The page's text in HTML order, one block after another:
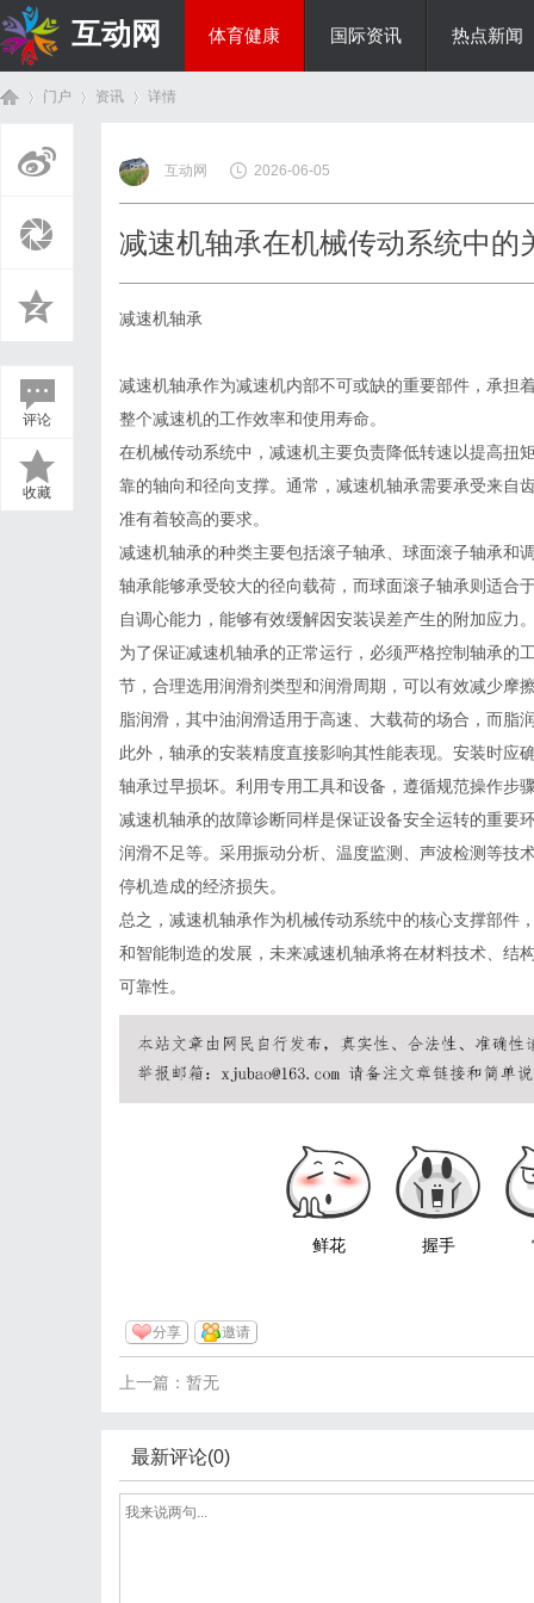
互动网 体育健康 国际资讯 热点新闻
门户 资讯
›
详情
评论
收藏
互动网 2026-06-05
减速机轴承在机械传动系统中的
减速机轴承
减速机轴承作为减速机内部不可或缺的重要部件，承担
整个减速机的工作效率和使用寿命。
在机械传动系统中，减速机主要负责降低转速以提高扭
靠的轴向和径向支撑。通常，减速机轴承需要承受来自
准有着较高的要求。
减速机轴承的种类主要包括滚子轴承、球面滚子轴承和
轴承能够承受较大的径向载荷，而球面滚子轴承则适合
自调心能力，能够有效缓解因安装误差产生的附加应力
为了保证减速机轴承的正常运行，必须严格控制轴承的
节，合理选用润滑剂类型和润滑周期，可以有效减少摩
脂润滑，其中油润滑适用于高速、大载荷的场合，而脂
此外，轴承的安装精度直接影响其性能表现。安装时应
轴承过早损坏。利用专用工具和设备，遵循规范操作步
减速机轴承的故障诊断同样是保证设备安全运转的重要
润滑不足等。采用振动分析、温度监测、声波检测等技
停机造成的经济损失。
总之，减速机轴承作为机械传动系统中的核心支撑部件
和智能制造的发展，未来减速机轴承将在材料技术、结
可靠性。
鲜花 握手
分享 邀请
上一篇：暂无
最新评论(0)